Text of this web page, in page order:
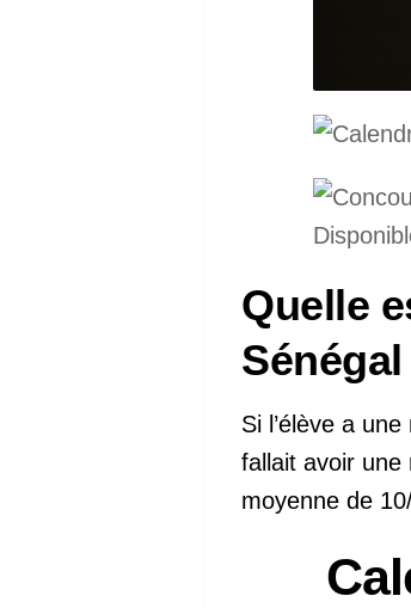
Quelle
Sénégal
Si l’élève a
fallait avoir une
moyenne de